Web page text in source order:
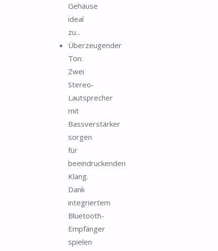
Gehäuse
ideal
zu...
Überzeugender
Ton:
Zwei
Stereo-
Lautsprecher
mit
Bassverstärker
sorgen
für
beeindruckenden
Klang.
Dank
integriertem
Bluetooth-
Empfänger
spielen